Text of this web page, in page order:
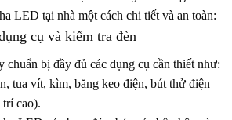
LED tại nhà một cách chi tiết và an toàn:
cụ và kiểm tra đèn
chuẩn bị đầy đủ các dụng cụ cần thiết như:
tua vít, kìm, băng keo điện, bút thử điện
cao).